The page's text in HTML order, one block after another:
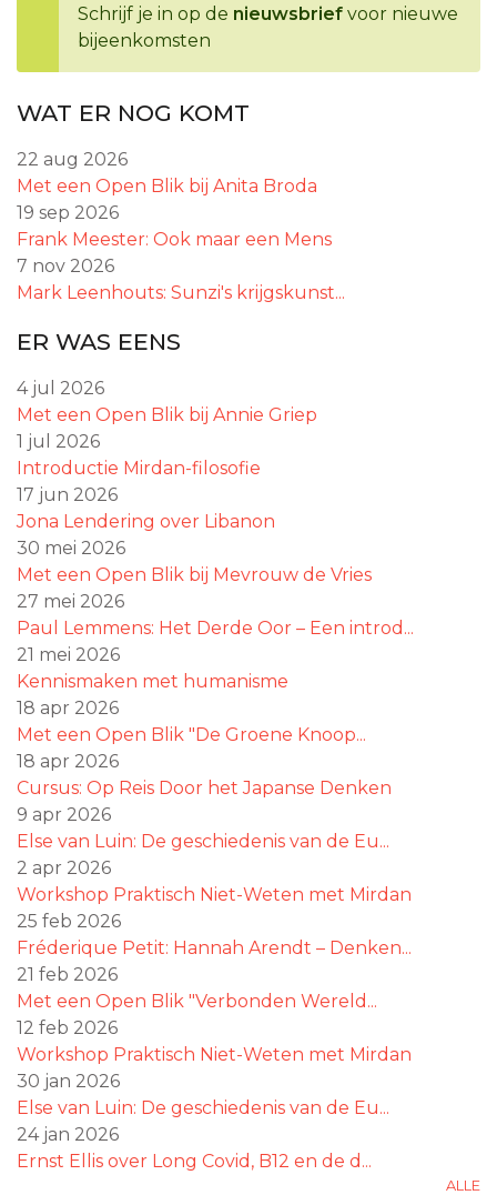
Schrijf je in op de nieuwsbrief voor nieuwe
bijeenkomsten
WAT ER NOG KOMT
22 aug 2026
Met een Open Blik bij Anita Broda
19 sep 2026
Frank Meester: Ook maar een Mens
7 nov 2026
Mark Leenhouts: Sunzi's krijgskunst...
ER WAS EENS
4 jul 2026
Met een Open Blik bij Annie Griep
1 jul 2026
Introductie Mirdan-filosofie
17 jun 2026
Jona Lendering over Libanon
30 mei 2026
Met een Open Blik bij Mevrouw de Vries
27 mei 2026
Paul Lemmens: Het Derde Oor – Een introd...
21 mei 2026
Kennismaken met humanisme
18 apr 2026
Met een Open Blik "De Groene Knoop...
18 apr 2026
Cursus: Op Reis Door het Japanse Denken
9 apr 2026
Else van Luin: De geschiedenis van de Eu...
2 apr 2026
Workshop Praktisch Niet-Weten met Mirdan
25 feb 2026
Fréderique Petit: Hannah Arendt – Denken...
21 feb 2026
Met een Open Blik "Verbonden Wereld...
12 feb 2026
Workshop Praktisch Niet-Weten met Mirdan
30 jan 2026
Else van Luin: De geschiedenis van de Eu...
24 jan 2026
Ernst Ellis over Long Covid, B12 en de d...
ALLE